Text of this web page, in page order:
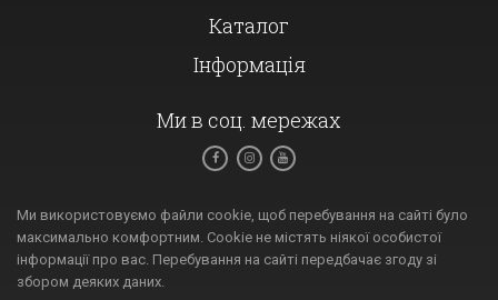
Каталог
Інформація
Ми в соц. мережах
Ми використовуємо файли cookie, щоб перебування на сайті було
максимально комфортним. Cookie не містять ніякої особистої
інформації про вас. Перебування на сайті передбачає згоду зі
збором деяких даних.